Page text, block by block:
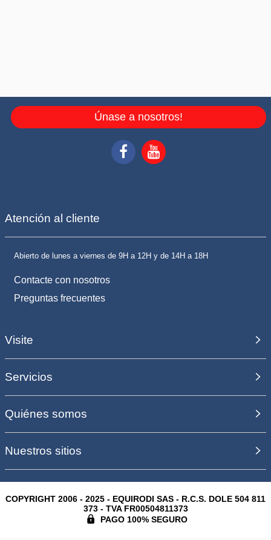
Únase a nosotros!
Atención al cliente
Abierto de lunes a viernes de 9H a 12H y de 14H a 18H
Contacte con nosotros
Preguntas frecuentes
Visite
Servicios
Quiénes somos
Nuestros sitios
COPYRIGHT 2006 - 2025 - EQUIRODI SAS - R.C.S. DOLE 504 811
373 - TVA FR00504811373
PAGO 100% SEGURO